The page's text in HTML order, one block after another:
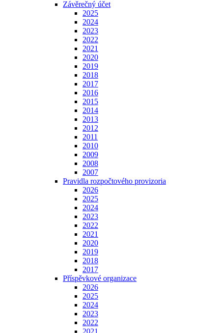
Závěrečný účet
2025
2024
2023
2022
2021
2020
2019
2018
2017
2016
2015
2014
2013
2012
2011
2010
2009
2008
2007
Pravidla rozpočtového provizoria
2026
2025
2024
2023
2022
2021
2020
2019
2018
2017
Příspěvkové organizace
2026
2025
2024
2023
2022
2021